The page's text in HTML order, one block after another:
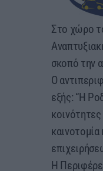
Στο χώρο
σκοπό την
Ο
εξής: “Η
Η